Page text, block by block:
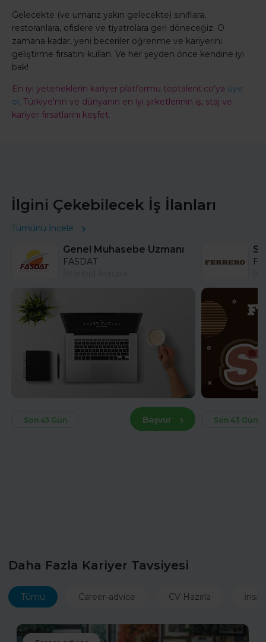
Gelecekte (ve umarız yakın gelecekte) sınıflara,
restoranlara, ofislere ve tiyatrolara geri döneceğiz. O
zamana kadar, yeni beceriler öğrenme ve kariyerini
geliştirme fırsatını kullan. Ve her şeyden önce kendine iyi
bak!
En iyi yeteneklerin kariyer platformu toptalent.co'ya üye
ol, Türkiye'nin ve dünyanın en iyi şirketlerinin iş, staj ve
kariyer fırsatlarını keşfet.
İlgini Çekebilecek İş İlanları
Tümünü İncele
Genel Muhasebe Uzmanı
FASDAT
Son 45 Gün Başvur Son 43 Gün
Daha Fazla Kariyer Tavsiyesi
Tümü Career-advice CV Hazırla